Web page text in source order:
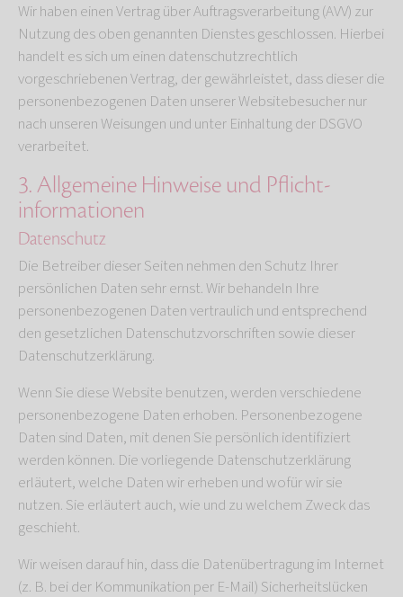
Wir haben einen Vertrag über Auftragsverarbeitung (AVV) zur
Nutzung des oben genannten Dienstes geschlossen. Hierbei
handelt es sich um einen datenschutzrechtlich
vorgeschriebenen Vertrag, der gewährleistet, dass dieser die
personenbezogenen Daten unserer Websitebesucher nur
nach unseren Weisungen und unter Einhaltung der DSGVO
verarbeitet.
3. Allgemeine Hinweise und Pflicht­
informationen
Datenschutz
Die Betreiber dieser Seiten nehmen den Schutz Ihrer
persönlichen Daten sehr ernst. Wir behandeln Ihre
personenbezogenen Daten vertraulich und entsprechend
den gesetzlichen Datenschutzvorschriften sowie dieser
Datenschutzerklärung.
Wenn Sie diese Website benutzen, werden verschiedene
personenbezogene Daten erhoben. Personenbezogene
Daten sind Daten, mit denen Sie persönlich identifiziert
werden können. Die vorliegende Datenschutzerklärung
erläutert, welche Daten wir erheben und wofür wir sie
nutzen. Sie erläutert auch, wie und zu welchem Zweck das
geschieht.
Wir weisen darauf hin, dass die Datenübertragung im Internet
(z. B. bei der Kommunikation per E-Mail) Sicherheitslücken